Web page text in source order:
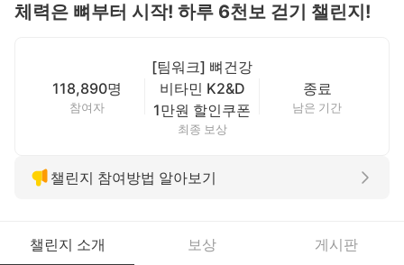
체력은 뼈부터 시작! 하루 6천보 걷기 챌린지!
118,890명
참여자
[팀워크] 뼈건강
비타민 K2&D
1만원 할인쿠폰
최종 보상
종료
남은 기간
챌린지 참여방법 알아보기
챌린지 소개 보상 게시판